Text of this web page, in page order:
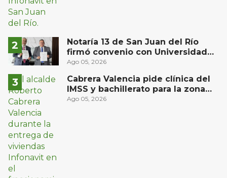
Notaría 13 de San Juan del Río
firmó convenio con Universidad
Privada del Bajío para recibir
Ago 05, 2026
Cabrera Valencia pide clínica del
IMSS y bachillerato para la zona
oriente de San Juan del Río
Ago 05, 2026